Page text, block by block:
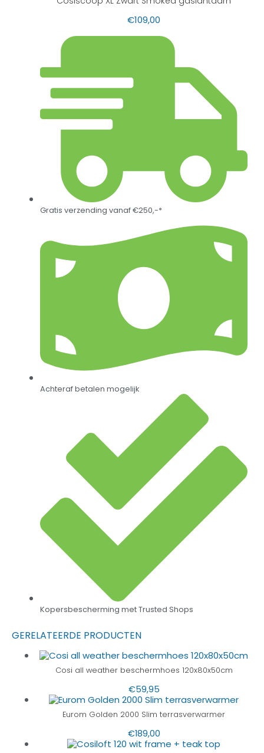
€109,00
Gratis verzending vanaf €250,-*
Achteraf betalen mogelijk
Kopersbescherming met Trusted Shops
GERELATEERDE PRODUCTEN
Cosi all weather beschermhoes 120x80x50cm
€59,95
Eurom Golden 2000 Slim terrasverwarmer
€189,00